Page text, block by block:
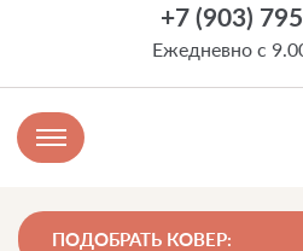
+7 (903)
Ежедневно с
ПОДОБРАТЬ КОВЕР: